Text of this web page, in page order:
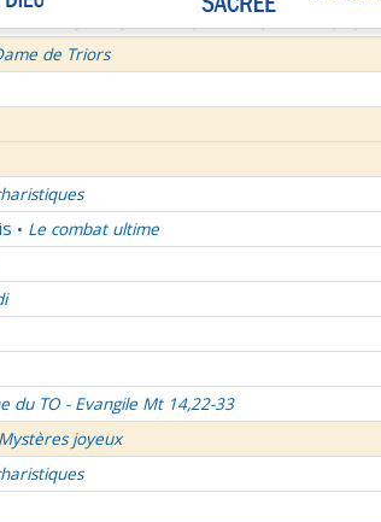
théologie négative d'après Denys L'Aéropagite
de Triors
• Le combat ultime
du TO - Evangile Mt 14,22-33
Mystères joyeux